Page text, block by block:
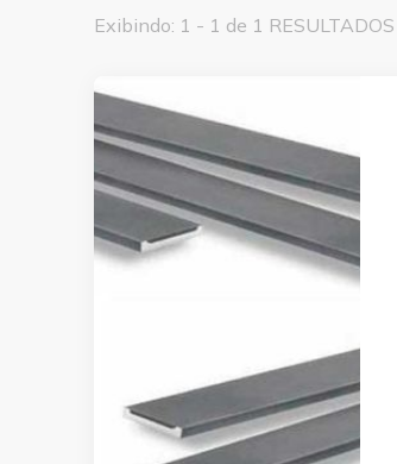
Exibindo: 1 - 1 de 1 RESULTADOS